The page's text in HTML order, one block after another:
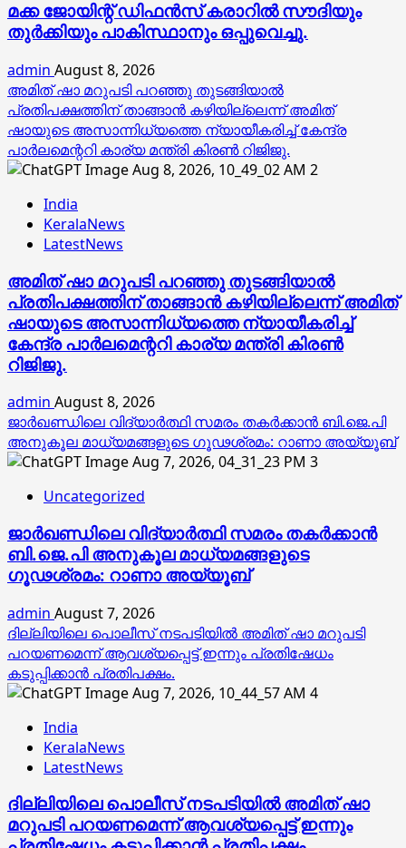
മക്ക ജോയിന്റ് ഡിഫന്‍സ് കരാറില്‍ സൗദിയും
തുര്‍ക്കിയും പാകിസ്ഥാനും ഒപ്പുവെച്ചു.
admin August 8, 2026
അമിത് ഷാ മറുപടി പറഞ്ഞു തുടങ്ങിയാല്‍
പ്രതിപക്ഷത്തിന് താങ്ങാന്‍ കഴിയില്ലെന്ന് അമിത്
ഷായുടെ അസാന്നിധ്യത്തെ ന്യായീകരിച്ച് കേന്ദ്ര
പാര്‍ലമെന്ററി കാര്യ മന്ത്രി കിരണ്‍ റിജിജു.
2
India
KeralaNews
LatestNews
അമിത് ഷാ മറുപടി പറഞ്ഞു തുടങ്ങിയാല്‍
പ്രതിപക്ഷത്തിന് താങ്ങാന്‍ കഴിയില്ലെന്ന് അമിത്
ഷായുടെ അസാന്നിധ്യത്തെ ന്യായീകരിച്ച്
കേന്ദ്ര പാര്‍ലമെന്ററി കാര്യ മന്ത്രി കിരണ്‍
റിജിജു.
admin August 8, 2026
ജാര്‍ഖണ്ഡിലെ വിദ്യാര്‍ത്ഥി സമരം തകര്‍ക്കാന്‍ ബി.ജെ.പി
അനുകൂല മാധ്യമങ്ങളുടെ ഗൂഢശ്രമം: റാണാ അയ്യൂബ്
3
Uncategorized
ജാര്‍ഖണ്ഡിലെ വിദ്യാര്‍ത്ഥി സമരം തകര്‍ക്കാന്‍
ബി.ജെ.പി അനുകൂല മാധ്യമങ്ങളുടെ
ഗൂഢശ്രമം: റാണാ അയ്യൂബ്
admin August 7, 2026
ദില്ലിയിലെ പൊലീസ് നടപടിയിൽ അമിത് ഷാ മറുപടി
പറയണമെന്ന് ആവശ്യപ്പെട്ട് ഇന്നും പ്രതിഷേധം
കടുപ്പിക്കാൻ പ്രതിപക്ഷം.
4
India
KeralaNews
LatestNews
ദില്ലിയിലെ പൊലീസ് നടപടിയിൽ അമിത് ഷാ
മറുപടി പറയണമെന്ന് ആവശ്യപ്പെട്ട് ഇന്നും